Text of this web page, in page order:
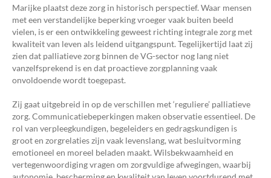
Marijke plaatst deze zorg in historisch perspectief. Waar mensen
met een verstandelijke beperking vroeger vaak buiten beeld
vielen, is er een ontwikkeling geweest richting integrale zorg met
kwaliteit van leven als leidend uitgangspunt. Tegelijkertijd laat zij
zien dat palliatieve zorg binnen de VG-sector nog lang niet
vanzelfsprekend is en dat proactieve zorgplanning vaak
onvoldoende wordt toegepast.
Zij gaat uitgebreid in op de verschillen met ‘reguliere’ palliatieve
zorg. Communicatiebeperkingen maken observatie essentieel. De
rol van verpleegkundigen, begeleiders en gedragskundigen is
groot en zorgrelaties zijn vaak levenslang, wat besluitvorming
emotioneel en moreel beladen maakt. Wilsbekwaamheid en
vertegenwoordiging vragen om zorgvuldige afwegingen, waarbij